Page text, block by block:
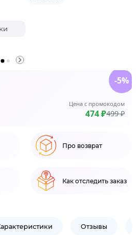
Цена с промокодом
474 ₽499 ₽
-5%
Про возврат
Как отследить заказ
Отзывы